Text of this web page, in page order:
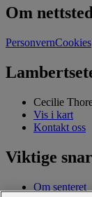
Om
PersonvernCookies
Cecilie
Vis i kart
Kontakt oss
Viktige
Om senteret